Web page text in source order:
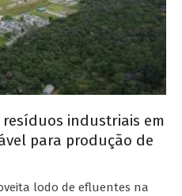
industriais em
para produção de
lodo de efluentes na